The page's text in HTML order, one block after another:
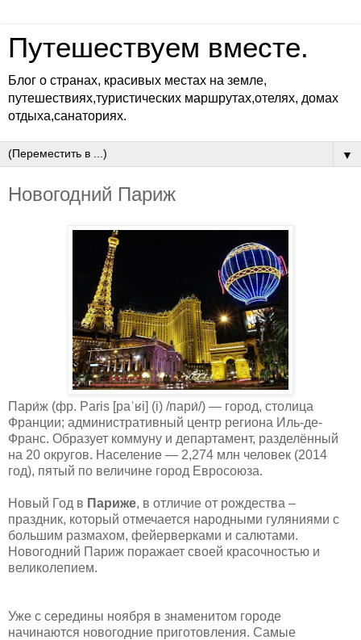
Путешествуем вместе.
Блог о странах, красивых местах на земле,
путешествиях,туристических маршрутах,отелях, домах
отдыха,санаториях.
▼
Новогодний Париж
Пари́ж (фр. Paris [paˈʁi] (i) /пари́/) — город, столица
Франции; административный центр региона Иль-де-
Франс. Образует коммуну и департамент, разделённый
на 20 округов. Население — 2,274 млн человек (2014
год), пятый по величине город Евросоюза.
Новый Год в Париже, в отличие от рождества –
праздник, который отмечается народными гуляниями с
большим размахом, фейерверками и салютами.
Новогодний Париж поражает своей красочностью и
великолепием.
Уже с середины ноября в знаменитом городе
начинаются новогодние приготовления. Самые